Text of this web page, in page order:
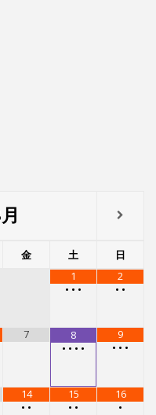
金 土
日
1
• • •
2
• •
7
8
• • • •
9
• • •
14
• •
15
• •
16
•